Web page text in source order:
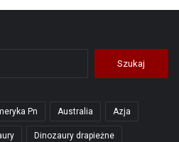
Pn Australia Azja
Dinozaury drapieżne